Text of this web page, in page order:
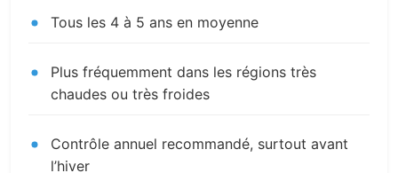
Tous les 4 à 5 ans en moyenne
Plus fréquemment dans les régions très
chaudes ou très froides
Contrôle annuel recommandé, surtout avant
l’hiver